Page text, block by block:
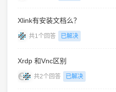
Xlink有安装文档么？
共1个回答 已解决
Xrdp 和Vnc区别
共2个回答 已解决